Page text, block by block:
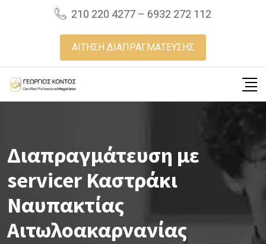
210 220 4277 – 6932 272 112
ΑΙΤΗΣΗ ΔΙΑΠΡΑΓΜΑΤΕΥΣΗΣ
Διαπραγμάτευση με
servicer Καστράκι
Ναυπακτίας
Αιτωλοακαρνανίας